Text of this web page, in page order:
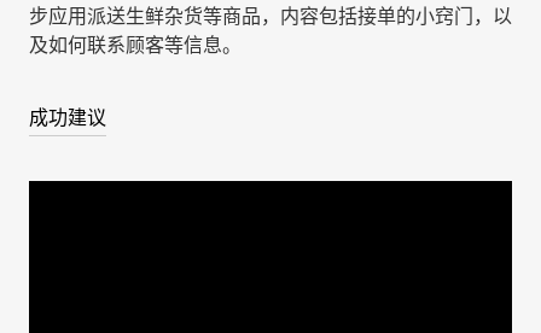
步应用派送生鲜杂货等商品，内容包括接单的小窍门，以
及如何联系顾客等信息。
成功建议